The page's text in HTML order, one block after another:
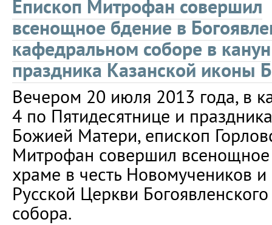
Епископ Митрофан совершил
всенощное бдение в
кафедральном соборе в канун
праздника Казанской иконы
Вечером 20 июля 2013 года, в
4 по Пятидесятнице и
Божией Матери, епископ
Митрофан совершил
храме в честь Новомучеников
Русской Церкви
собора.